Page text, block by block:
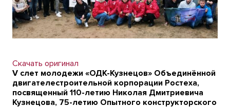
Скачать оригинал
V слет молодежи «ОДК-Кузнецов» Объединённой
двигателестроительной корпорации Ростеха,
посвященный 110-летию Николая Дмитриевича
Кузнецова, 75-летию Опытного конструкторского